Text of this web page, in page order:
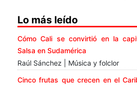
Lo más leído
Cómo Cali se convirtió en la
Salsa en Sudamérica
Raúl Sánchez | Música y folclor
Cinco frutas que crecen en el